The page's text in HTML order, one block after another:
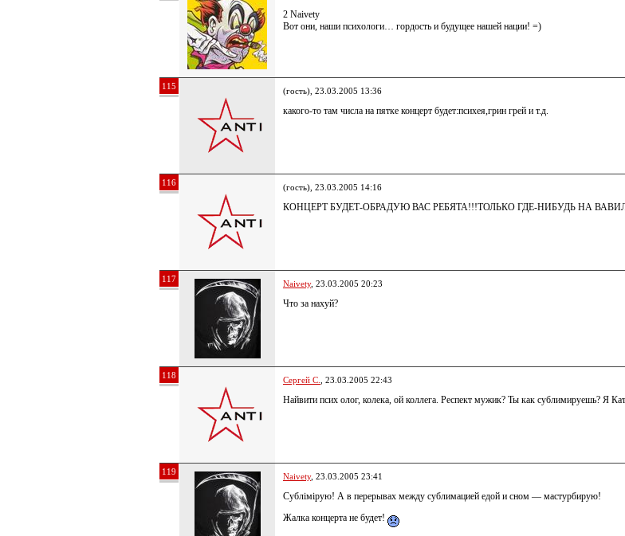
2 Naivety
Вот они, наши психологи… гордость и будущее нашей нации! =)
115 (гость), 23.03.2005 13:36
какого-то там числа на пятке концерт будет:психея,грин грей и т.д.
116 (гость), 23.03.2005 14:16
КОНЦЕРТ БУДЕТ-ОБРАДУЮ ВАС РЕБЯТА!!!ТОЛЬКО ГДЕ-НИБУДЬ НА
117 Naivety, 23.03.2005 20:23
Что за нахуй?
118 Сергей С. , 23.03.2005 22:43
Найвити псих олог, колека, ой коллега. Респект мужик? Ты как сублимируешь? Я
119 Naivety, 23.03.2005 23:41
Сублімірую! А в перерывах между сублимацией едой и сном — мастурбирую!
Жалка концерта не будет!